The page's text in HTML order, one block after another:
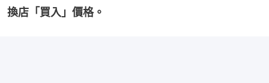
換店「買入」價格。